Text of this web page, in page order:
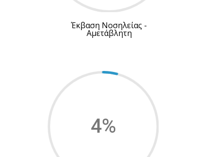
Έκβαση Νοσηλείας -
Αμετάβλητη
4%